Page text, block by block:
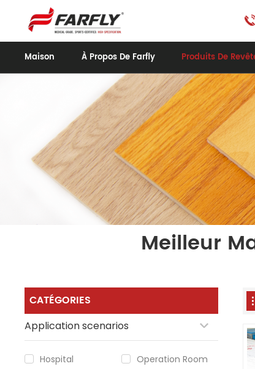
Maison À Propos De Farfly Produits De
Meilleur
CATÉGORIES
Application scenarios
Hospital
Operation Room